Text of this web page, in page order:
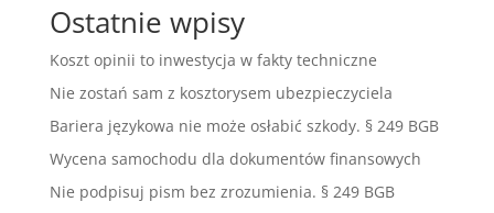
Ostatnie wpisy
Koszt opinii to inwestycja w fakty techniczne
Nie zostań sam z kosztorysem ubezpieczyciela
Bariera językowa nie może osłabić szkody. § 249 BGB
Wycena samochodu dla dokumentów finansowych
Nie podpisuj pism bez zrozumienia. § 249 BGB